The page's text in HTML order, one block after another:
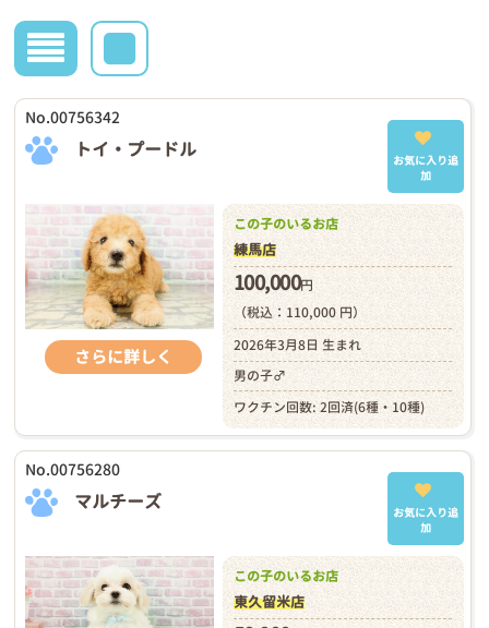
No.00756342
トイ・プードル
お気に入り追
加
さらに詳しく
この子のいるお店
練馬店
100,000円
（税込：110,000 円）
2026年3月8日 生まれ
男の子♂
ワクチン回数: 2回済(6種・10種)
No.00756280
マルチーズ
お気に入り追
加
この子のいるお店
東久留米店